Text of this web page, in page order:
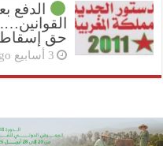
الدفع
حق إسقاط
3 أسابيع ago